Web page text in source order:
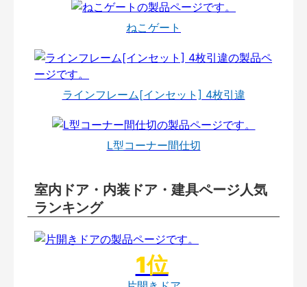
ねこゲート
ラインフレーム[インセット] 4枚引違
L型コーナー間仕切
室内ドア・内装ドア・建具ページ人気
ランキング